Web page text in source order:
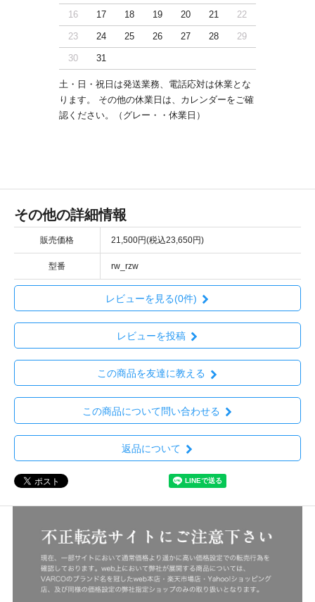
16 17 18 19 20 21 22
23 24 25 26 27 28 29
30 31
土・日・祝日は発送業務、電話応対は休業とな
ります。 その他の休業日は、カレンダーをご確
認ください。（グレー・・休業日）
その他の詳細情報
販売価格 21,500円(税込23,650円)
型番 rw_rzw
レビューを見る(0件)
レビューを投稿
この商品を友達に教える
この商品について問い合わせる
返品について